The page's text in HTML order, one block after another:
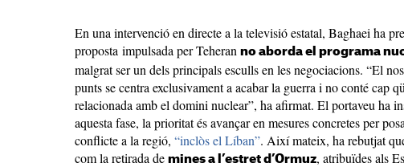
En una intervenció en directe a la televisió estatal, Baghaei ha
proposta impulsada per Teheran no aborda el programa
malgrat ser un dels principals esculls en les negociacions. “El
punts se centra exclusivament a acabar la guerra i no conté cap
relacionada amb el domini nuclear”, ha afirmat. El portaveu ha
aquesta fase, la prioritat és avançar en mesures concretes per
conflicte a la regió, “inclòs el Líban”. Així mateix, ha rebutjat
com la retirada de mines a l’estret d’Ormuz, atribuïdes als